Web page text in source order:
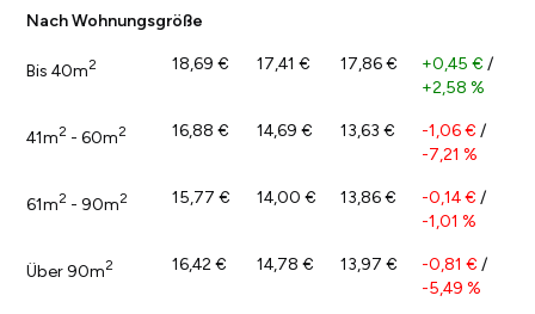
Nach Wohnungsgröße
Bis 40m2 18,69 € 17,41 € 17,86 € +0,45 € /
+2,58 %
41m2 - 60m2 16,88 € 14,69 € 13,63 € -1,06 € /
-7,21 %
61m2 - 90m2 15,77 € 14,00 € 13,86 € -0,14 € /
-1,01 %
Über 90m2 16,42 € 14,78 € 13,97 € -0,81 € /
-5,49 %